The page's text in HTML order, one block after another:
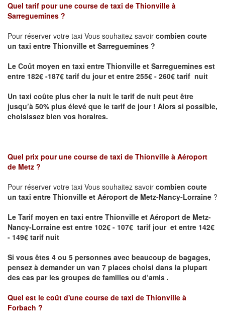
Quel tarif pour une course de taxi de Thionville à
Sarreguemines ?
Pour réserver votre taxi Vous souhaitez savoir combien coute
un taxi entre Thionville et Sarreguemines ?
Le Coût moyen en taxi entre Thionville et Sarreguemines est
entre 182€ -187€ tarif du jour et entre 255€ - 260€ tarif nuit
Un taxi coûte plus cher la nuit le tarif de nuit peut être
jusqu’à 50% plus élevé que le tarif de jour ! Alors si possible,
choisissez bien vos horaires.
Quel prix pour une course de taxi de Thionville à Aéroport
de Metz ?
Pour réserver votre taxi Vous souhaitez savoir combien coute
un taxi entre Thionville et Aéroport de Metz-Nancy-Lorraine ?
Le Tarif moyen en taxi entre Thionville et Aéroport de Metz-
Nancy-Lorraine est entre 102€ - 107€ tarif jour et entre 142€
- 149€ tarif nuit
Si vous êtes 4 ou 5 personnes avec beaucoup de bagages,
pensez à demander un van 7 places choisi dans la plupart
des cas par les groupes de familles ou d’amis .
Quel est le coût d'une course de taxi de Thionville à
Forbach ?